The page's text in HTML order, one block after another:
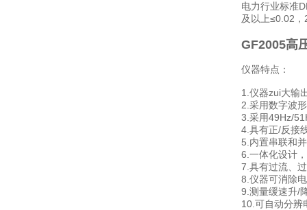
电力行业标准
及以上≤0.02
GF2005高
仪器特点：
1.仪器zui大输
2.采用数字波
3.采用49Hz/
4.具有正/反接
5.内置串联和
6.一体化设计
7.具有过流、
8.仪器可消除
9.测量缓速升/
10.可自动分辨